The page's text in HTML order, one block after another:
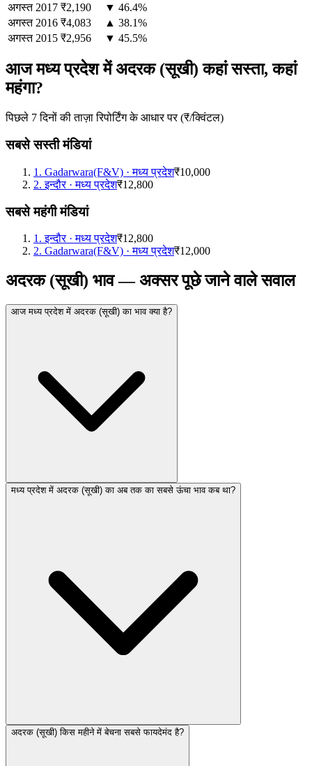
अगस्त 2017 ₹2,190
▼ 46.4%
अगस्त 2016 ₹4,083
▲ 38.1%
अगस्त 2015 ₹2,956 ▼ 45.5%
आज मध्य प्रदेश में अदरक (सूखी) कहां सस्ता, कहां
महंगा?
पिछले 7 दिनों की ताज़ा रिपोर्टिंग के आधार पर (₹/क्विंटल)
सबसे सस्ती मंडियां
1 . Gadarwara(F&V) ·मध्य प्रदेश₹10,000
2.इन्दौर·मध्य प्रदेश₹12,800
सबसे महंगी मंडियां
1 .इन्दौर·मध्य प्रदेश₹12,800
2. Gadarwara(F&V) ·मध्य प्रदेश₹12,000
अदरक (सूखी) भाव — अक्सर पूछे जाने वाले सवाल
आज मध्य प्रदेश में अदरक (सूखी) का भाव क्या है?
मध्य प्रदेश में अदरक (सूखी) का अब तक का सबसे ऊंचा भाव कब था?
अदरक (सूखी) किस महीने में बेचना सबसे फायदेमंद है?